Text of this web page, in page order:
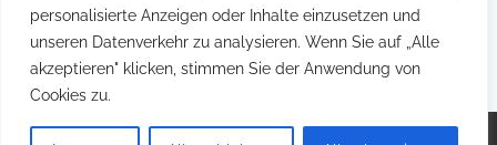
personalisierte Anzeigen oder Inhalte einzusetzen und
unseren Datenverkehr zu analysieren. Wenn Sie auf „Alle
akzeptieren" klicken, stimmen Sie der Anwendung von
Cookies zu.
Heute werfen wir einen Blick auf die brandneuen Modelle, die
Apple gerade enthüllt hat: die […]